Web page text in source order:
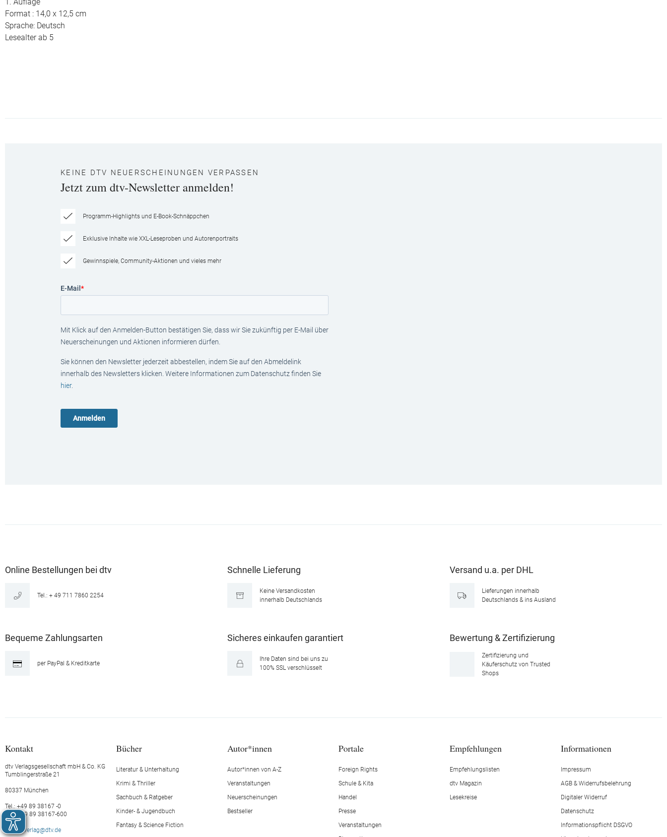
1. Auflage
Format : 14,0 x 12,5 cm
Sprache: Deutsch
Lesealter ab 5
KEINE DTV NEUERSCHEINUNGEN VERPASSEN
Jetzt zum dtv-Newsletter anmelden!
Programm-Highlights und E-Book-Schnäppchen
Exklusive Inhalte wie XXL-Leseproben und Autorenportraits
Gewinnspiele, Community-Aktionen und vieles mehr
E-Mail *
Mit Klick auf den Anmelden-Button bestätigen Sie, dass wir Sie zukünftig per E-Mail über
Neuerscheinungen und Aktionen informieren dürfen.
Sie können den Newsletter jederzeit abbestellen, indem Sie auf den Abmeldelink
innerhalb des Newsletters klicken. Weitere Informationen zum Datenschutz finden Sie
hier.
Online Bestellungen bei dtv
Tel.: + 49 711 7860 2254
Schnelle Lieferung
Keine Versandkosten
innerhalb Deutschlands
Versand u.a. per DHL
Lieferungen innerhalb
Deutschlands & ins Ausland
Bequeme Zahlungsarten
per PayPal & Kreditkarte
Sicheres einkaufen garantiert
Ihre Daten sind bei uns zu
100% SSL verschlüsselt
Bewertung & Zertifizierung
Zertifizierung und
Käuferschutz von Trusted
Shops
Kontakt
dtv Verlagsgesellschaft mbH & Co. KG
Tumblingerstraße 21
80337 München
Tel.: +49 89 38167 -0
Fax: +49 89 38167-600
E-Mail:verlag@dtv.de
Bücher
Literatur & Unterhaltung
Krimi & Thriller
Sachbuch & Ratgeber
Kinder- & Jugendbuch
Fantasy & Science Fiction
Autor*innen
Autor*innen von A-Z
Veranstaltungen
Neuerscheinungen
Bestseller
Portale
Foreign Rights
Schule & Kita
Handel
Presse
Veranstaltungen
Empfehlungen
Empfehlungslisten
dtv Magazin
Lesekreise
Informationen
Impressum
AGB & Widerrufsbelehrung
Digitaler Widerruf
Datenschutz
Informationspflicht DSGVO